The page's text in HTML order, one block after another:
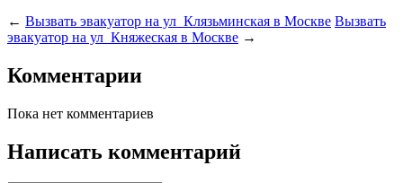
← Вызвать эвакуатор на ул Клязьминская в Москве Вызвать
эвакуатор на ул Княжеская в Москве →
Комментарии
Пока нет комментариев
Написать комментарий